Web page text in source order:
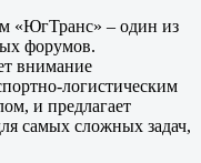
«ЮгТранс» – один из
форумов.
внимание
логистическим
и предлагает
самых сложных задач,